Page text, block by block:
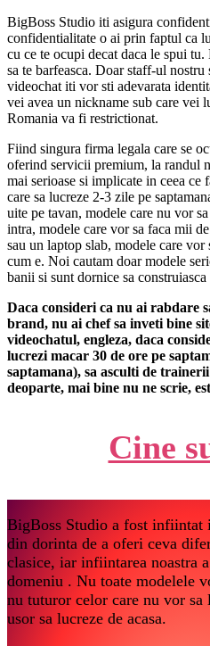
BigBoss Studio iti asigura
confidentialitate o ai prin faptul ca
cu ce te ocupi decat daca le spui
sa te barfeasca. Doar staff-ul
videochat iti vor sti adevarata
vei avea un nickname sub care vei
Romania va fi restrictionat.
Fiind singura firma legala care se
oferind servicii premium, la randul
mai serioase si implicate in ceea
care sa lucreze 2-3 zile pe
uite pe tavan, modele care nu vor
intra, modele care vor sa faca mii
sau un laptop slab, modele care vor
cum e. Noi cautam doar modele
banii si sunt dornice sa
Daca consideri ca nu ai rabdare
brand, nu ai chef sa inveti bine
videochatul, engleza, daca
lucrezi macar 30 de ore pe
saptamana), sa asculti de
deoparte, mai bine nu ne scrie,
Cine
BigBoss Studio a fost infiintat
din dorinta de a oferi ceva
clasice, iar infiintarea noastra
domeniu . Nu toate modelele
nu tuturor celor care nu vor sa
usor sa lucreze de acasa.